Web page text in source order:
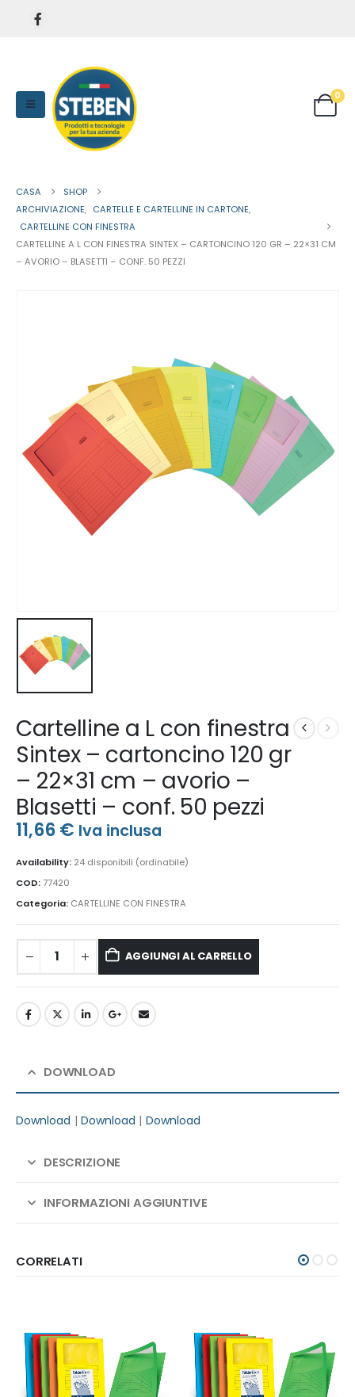
0
CASA
SHOP
ARCHIVIAZIONE, CARTELLE E CARTELLINE IN CARTONE,
CARTELLINE CON FINESTRA
CARTELLINE A L CON FINESTRA SINTEX – CARTONCINO 120 GR – 22×31 CM
– AVORIO – BLASETTI – CONF. 50 PEZZI
Cartelline a L con finestra
Sintex – cartoncino 120 gr
– 22×31 cm – avorio –
Blasetti – conf. 50 pezzi
11,66€ Iva inclusa
Availability: 24 disponibili (ordinabile)
COD:77420
Categoria: CARTELLINE CON FINESTRA
AGGIUNGI AL CARRELLO
DOWNLOAD
Download | Download | Download
DESCRIZIONE
INFORMAZIONI AGGIUNTIVE
CORRELATI